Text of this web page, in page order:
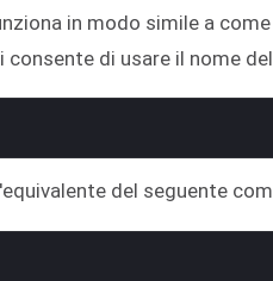
in modo simile a
consente di usare il nome
del seguente